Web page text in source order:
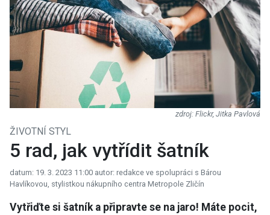
Flickr, Jitka Pavlová
ŽIVOTNÍ STYL
5 rad, jak vytřídit šatník
datum: 19. 3. 2023 11:00 autor: redakce ve spolupráci s Bárou
Havlíkovou, stylistkou nákupního centra Metropole Zličín
Vytřiďte si šatník a připravte se na jaro! Máte pocit,